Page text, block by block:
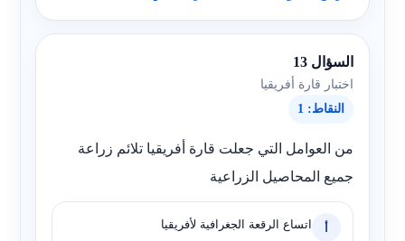
السؤال 13
اختبار قارة أفريقيا
النقاط: 1
من العوامل التي جعلت قارة أفريقيا تلائم زراعة
جميع المحاصيل الزراعية
أ اتساع الرقعة الجغرافية لأفريقيا